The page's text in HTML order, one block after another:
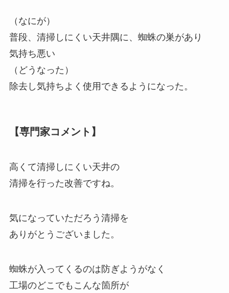
（なにが）
普段、清掃しにくい天井隅に、蜘蛛の巣があり
気持ち悪い
（どうなった）
除去し気持ちよく使用できるようになった。
【専門家コメント】
高くて清掃しにくい天井の
清掃を行った改善ですね。
気になっていただろう清掃を
ありがとうございました。
蜘蛛が入ってくるのは防ぎようがなく
工場のどこでもこんな箇所が